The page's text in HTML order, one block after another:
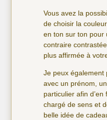
Vous avez la
de choisir la
en ton sur ton pour
contraire
plus affirmée à
Je peux également
avec un prénom,
particulier afin
chargé de sens et
belle idée de